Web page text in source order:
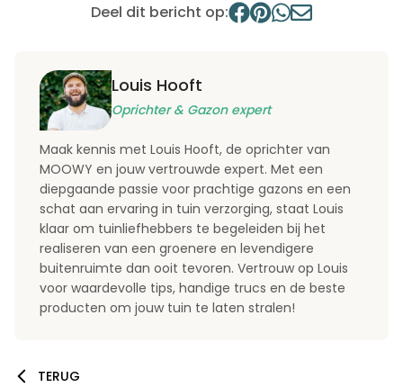
Deel dit bericht op:
Louis Hooft
Oprichter & Gazon expert
Maak kennis met Louis Hooft, de oprichter van
MOOWY en jouw vertrouwde expert. Met een
diepgaande passie voor prachtige gazons en een
schat aan ervaring in tuin verzorging, staat Louis
klaar om tuinliefhebbers te begeleiden bij het
realiseren van een groenere en levendigere
buitenruimte dan ooit tevoren. Vertrouw op Louis
voor waardevolle tips, handige trucs en de beste
producten om jouw tuin te laten stralen!
TERUG